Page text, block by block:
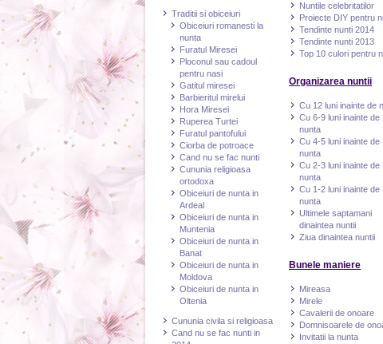
Traditii si obiceiuri
Obiceiuri romanesti la
nunta
Furatul Miresei
Ploconul sau cadoul
pentru nasi
Gatitul miresei
Barbieritul mirelui
Hora Miresei
Ruperea Turtei
Furatul pantofului
Ciorba de potroace
Cand nu se fac nunti
Cununia religioasa
ortodoxa
Obiceiuri de nunta in
Ardeal
Obiceiuri de nunta in
Muntenia
Obiceiuri de nunta in
Banat
Obiceiuri de nunta in
Moldova
Obiceiuri de nunta in
Oltenia
Cununia civila si religioasa
Cand nu se fac nunti in
Nuntile celebritatilor
Proiecte DIY pentru
Tendinte nunti 2014
Tendinte nunti 2013
Top 10 culori pentru
Organizarea nuntii
Cu 12 luni inainte de
Cu 6-9 luni inainte de
nunta
Cu 4-5 luni inainte de
nunta
Cu 2-3 luni inainte de
nunta
Cu 1-2 luni inainte de
nunta
Ultimele saptamani
dinaintea nuntii
Ziua dinaintea nuntii
Bunele maniere
Mireasa
Mirele
Cavalerii de onoare
Domnisoarele de
Invitatii la nunta